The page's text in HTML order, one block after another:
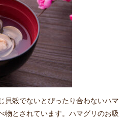
貝殻でないとぴったり合わないハマ
物とされています。ハマグリのお吸